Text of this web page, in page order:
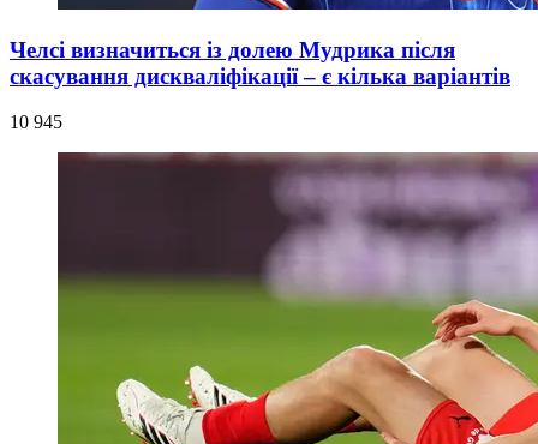
Челсі визначиться із долею Мудрика після
скасування дискваліфікації – є кілька варіантів
10 945